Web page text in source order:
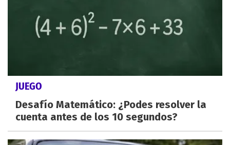
JUEGO
Desafío Matemático: ¿Podes resolver la
cuenta antes de los 10 segundos?